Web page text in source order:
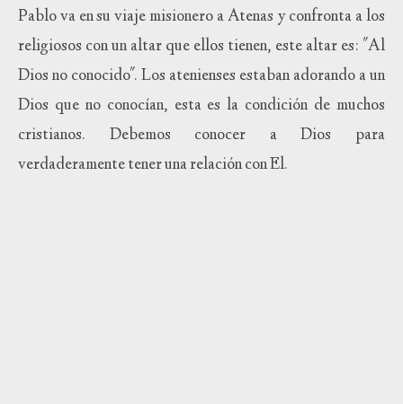
Pablo va en su viaje misionero a Atenas y confronta a los
religiosos con un altar que ellos tienen, este altar es: "Al
Dios no conocido". Los atenienses estaban adorando a un
Dios que no conocían, esta es la condición de muchos
cristianos. Debemos conocer a Dios para
verdaderamente tener una relación con El.